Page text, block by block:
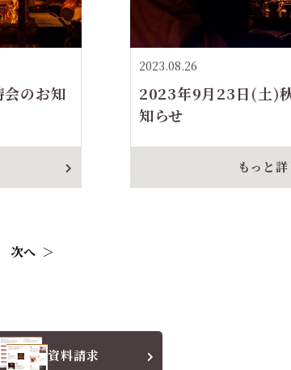
のお知
2023.08.26
2023年9月23日(土)
知らせ
もっと詳
次へ ＞
資料請求